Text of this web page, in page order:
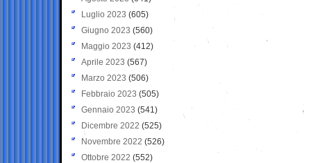
Luglio 2023 (605)
Giugno 2023 (560)
Maggio 2023 (412)
Aprile 2023 (567)
Marzo 2023 (506)
Febbraio 2023 (505)
Gennaio 2023 (541)
Dicembre 2022 (525)
Novembre 2022 (526)
Ottobre 2022 (552)